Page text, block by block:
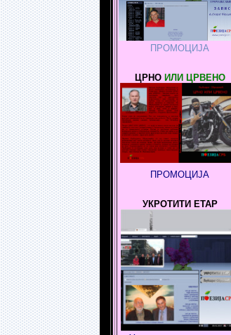
ПРОМОЦИЈА
ЦРНО ИЛИ ЦРВЕНО
ПРОМОЦИЈА
УКРОТИТИ ЕТАР